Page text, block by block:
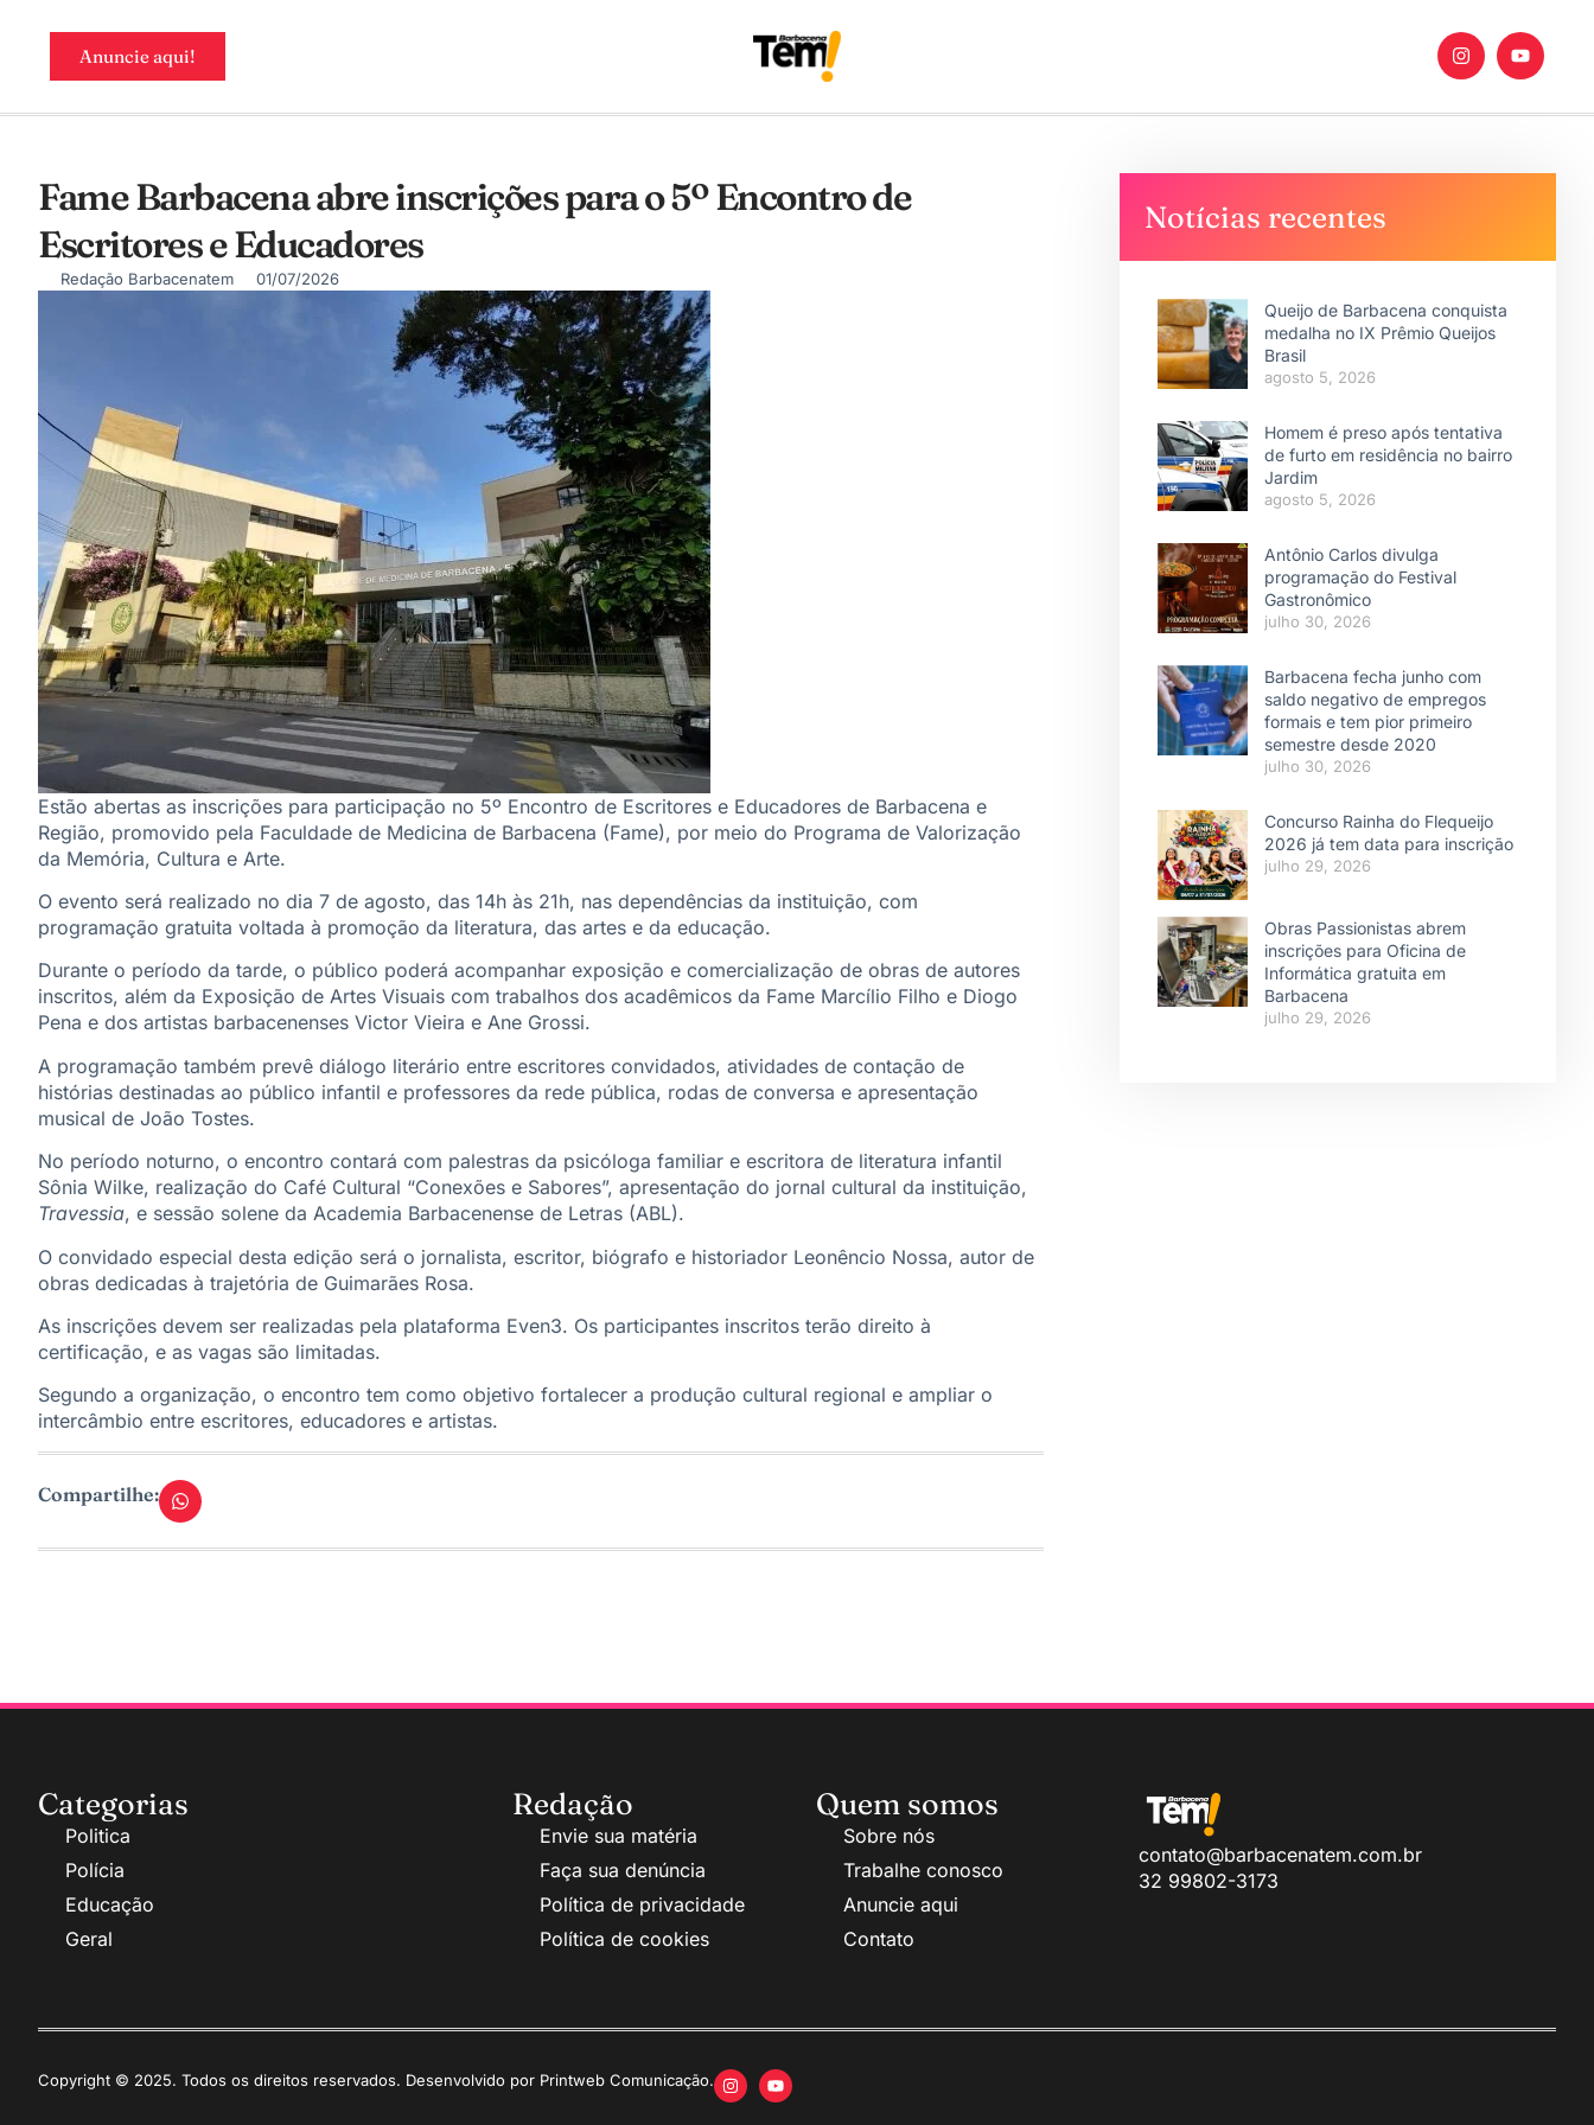
Anuncie aqui!
Fame Barbacena abre inscrições para o 5º Encontro de
Escritores e Educadores
Redação Barbacenatem 01/07/2026
Estão abertas as inscrições para participação no 5º Encontro de Escritores e Educadores de Barbacena e
Região, promovido pela Faculdade de Medicina de Barbacena (Fame), por meio do Programa de Valorização
da Memória, Cultura e Arte.
O evento será realizado no dia 7 de agosto, das 14h às 21h, nas dependências da instituição, com
programação gratuita voltada à promoção da literatura, das artes e da educação.
Durante o período da tarde, o público poderá acompanhar exposição e comercialização de obras de autores
inscritos, além da Exposição de Artes Visuais com trabalhos dos acadêmicos da Fame Marcílio Filho e Diogo
Pena e dos artistas barbacenenses Victor Vieira e Ane Grossi.
A programação também prevê diálogo literário entre escritores convidados, atividades de contação de
histórias destinadas ao público infantil e professores da rede pública, rodas de conversa e apresentação
musical de João Tostes.
No período noturno, o encontro contará com palestras da psicóloga familiar e escritora de literatura infantil
Sônia Wilke, realização do Café Cultural “Conexões e Sabores”, apresentação do jornal cultural da instituição,
Travessia, e sessão solene da Academia Barbacenense de Letras (ABL).
O convidado especial desta edição será o jornalista, escritor, biógrafo e historiador Leonêncio Nossa, autor de
obras dedicadas à trajetória de Guimarães Rosa.
As inscrições devem ser realizadas pela plataforma Even3. Os participantes inscritos terão direito à
certificação, e as vagas são limitadas.
Segundo a organização, o encontro tem como objetivo fortalecer a produção cultural regional e ampliar o
intercâmbio entre escritores, educadores e artistas.
Compartilhe:
Notícias recentes
Queijo de Barbacena conquista
medalha no IX Prêmio Queijos
Brasil
agosto 5, 2026
Homem é preso após tentativa
de furto em residência no bairro
Jardim
agosto 5, 2026
Antônio Carlos divulga
programação do Festival
Gastronômico
julho 30, 2026
Barbacena fecha junho com
saldo negativo de empregos
formais e tem pior primeiro
semestre desde 2020
julho 30, 2026
Concurso Rainha do Flequeijo
2026 já tem data para inscrição
julho 29, 2026
Obras Passionistas abrem
inscrições para Oficina de
Informática gratuita em
Barbacena
julho 29, 2026
Categorias
Politica
Polícia
Educação
Geral
Redação
Envie sua matéria
Faça sua denúncia
Política de privacidade
Política de cookies
Quem somos
Sobre nós
Trabalhe conosco
Anuncie aqui
Contato
contato@barbacenatem.com.br
32 99802-3173
Copyright © 2025. Todos os direitos reservados. Desenvolvido por Printweb Comunicação.